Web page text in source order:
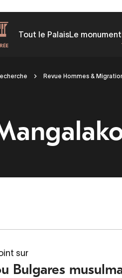
Tout le PalaisLe monument
Revue Hommes &
sur
Bulgares